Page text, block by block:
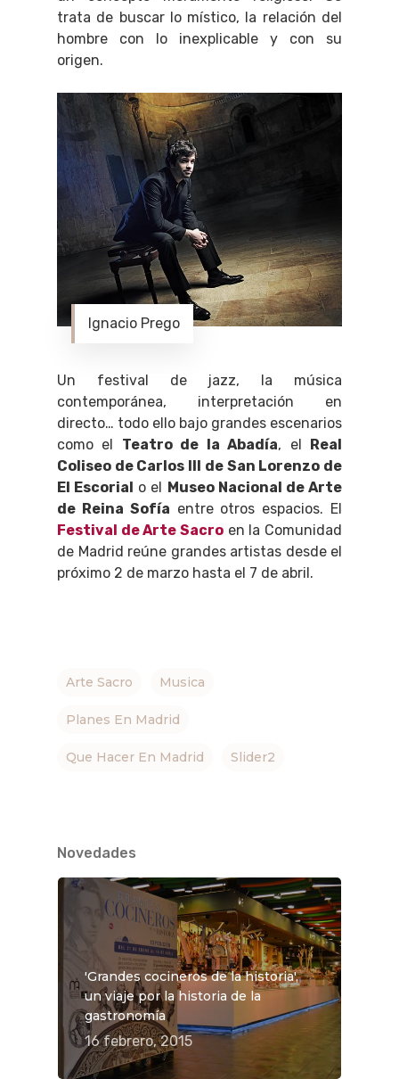
trata de buscar lo místico, la relación del
hombre con lo inexplicable y con su
origen.
Ignacio Prego
Un festival de jazz, la música
contemporánea, interpretación en
directo… todo ello bajo grandes escenarios
como el Teatro de la Abadía, el Real
Coliseo de Carlos III de San Lorenzo de
El Escorial o el Museo Nacional de Arte
de Reina Sofía entre otros espacios. El
Festival de Arte Sacro en la Comunidad
de Madrid reúne grandes artistas desde el
próximo 2 de marzo hasta el 7 de abril.
Arte Sacro Musica
Planes En Madrid
Que Hacer En Madrid Slider2
Novedades
'Grandes cocineros de la historia',
un viaje por la historia de la
gastronomía
16 febrero, 2015